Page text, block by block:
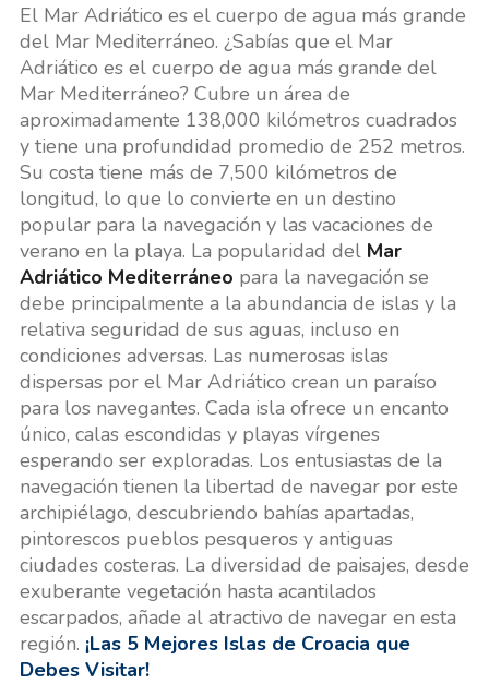
El Mar Adriático es el cuerpo de agua más grande
del Mar Mediterráneo. ¿Sabías que el Mar
Adriático es el cuerpo de agua más grande del
Mar Mediterráneo? Cubre un área de
aproximadamente 138,000 kilómetros cuadrados
y tiene una profundidad promedio de 252 metros.
Su costa tiene más de 7,500 kilómetros de
longitud, lo que lo convierte en un destino
popular para la navegación y las vacaciones de
verano en la playa. La popularidad del Mar
Adriático Mediterráneo para la navegación se
debe principalmente a la abundancia de islas y la
relativa seguridad de sus aguas, incluso en
condiciones adversas. Las numerosas islas
dispersas por el Mar Adriático crean un paraíso
para los navegantes. Cada isla ofrece un encanto
único, calas escondidas y playas vírgenes
esperando ser exploradas. Los entusiastas de la
navegación tienen la libertad de navegar por este
archipiélago, descubriendo bahías apartadas,
pintorescos pueblos pesqueros y antiguas
ciudades costeras. La diversidad de paisajes, desde
exuberante vegetación hasta acantilados
escarpados, añade al atractivo de navegar en esta
región. ¡Las 5 Mejores Islas de Croacia que
Debes Visitar!